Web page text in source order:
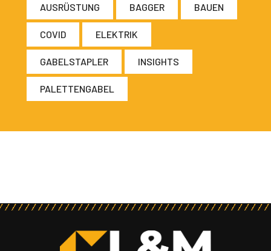
AUSRÜSTUNG BAGGER BAUEN
COVID ELEKTRIK
GABELSTAPLER INSIGHTS
PALETTENGABEL